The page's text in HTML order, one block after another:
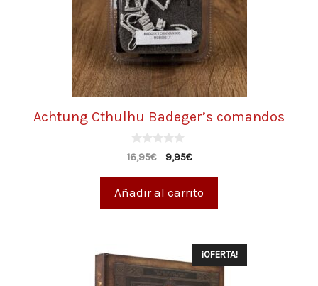
Achtung Cthulhu Badeger’s comandos
0
d
16,95€ 9,95€
Añadir al carrito
¡OFERTA!